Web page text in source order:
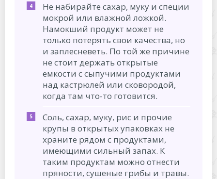
Не набирайте сахар, муку и специи
мокрой или влажной ложкой.
Намокший продукт может не
только потерять свои качества, но
и заплесневеть. По той же причине
не стоит держать открытые
емкости с сыпучими продуктами
над кастрюлей или сковородой,
когда там что-то готовится.
Соль, сахар, муку, рис и прочие
крупы в открытых упаковках не
храните рядом с продуктами,
имеющими сильный запах. К
таким продуктам можно отнести
пряности, сушеные грибы и травы.